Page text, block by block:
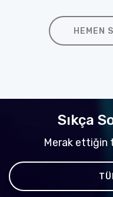
HEMEN
Sıkça
Merak ettiğin